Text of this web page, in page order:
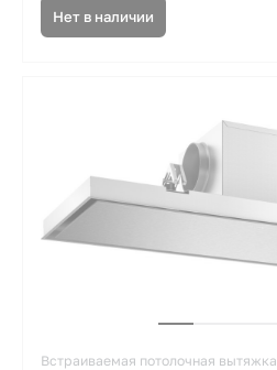
Нет в наличии
Встраиваемая потолочная вытяжка